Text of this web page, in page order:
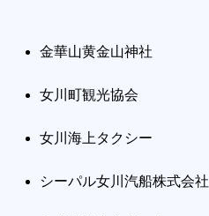
金華山黄金山神社
女川町観光協会
女川海上タクシー
シーパル女川汽船株式会社